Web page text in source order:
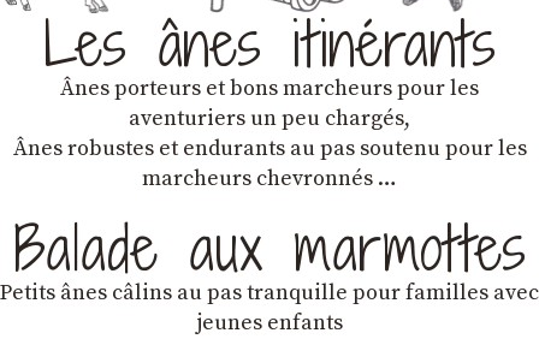
Les ânes itinérants
Ânes porteurs et bons marcheurs pour les
aventuriers un peu chargés,
Ânes robustes et endurants au pas soutenu pour les
marcheurs chevronnés …
Balade aux marmottes
Petits ânes câlins au pas tranquille pour familles avec
jeunes enfants